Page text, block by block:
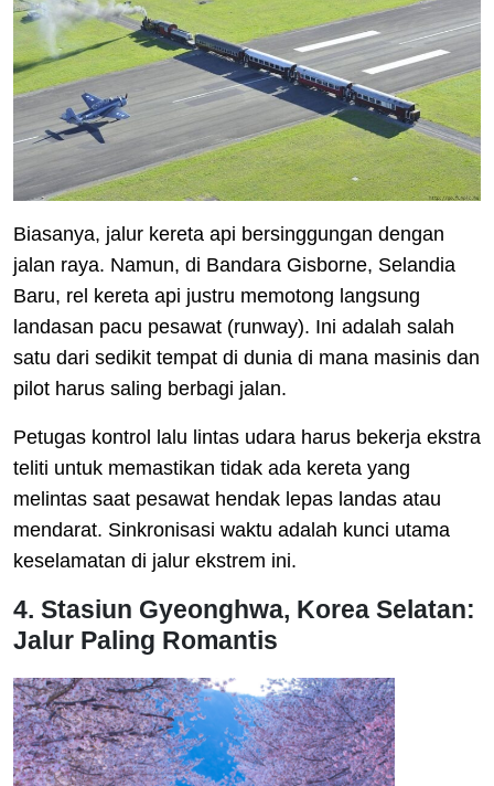
Biasanya, jalur kereta api bersinggungan dengan
jalan raya. Namun, di Bandara Gisborne, Selandia
Baru, rel kereta api justru memotong langsung
landasan pacu pesawat (runway). Ini adalah salah
satu dari sedikit tempat di dunia di mana masinis dan
pilot harus saling berbagi jalan.
Petugas kontrol lalu lintas udara harus bekerja ekstra
teliti untuk memastikan tidak ada kereta yang
melintas saat pesawat hendak lepas landas atau
mendarat. Sinkronisasi waktu adalah kunci utama
keselamatan di jalur ekstrem ini.
4. Stasiun Gyeonghwa, Korea Selatan:
Jalur Paling Romantis